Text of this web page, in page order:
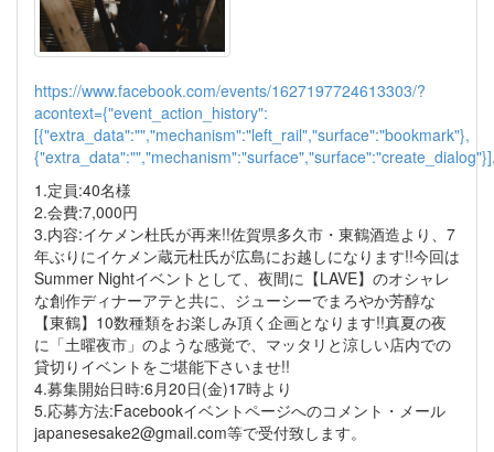
https://www.facebook.com/events/1627197724613303/?
acontext={"event_action_history":
[{"extra_data":"","mechanism":"left_rail","surface":"bookmark"},
1.定員:40名様
2.会費:7,000円
3.内容:イケメン杜氏が再来!!佐賀県多久市・東鶴酒造より、7
年ぶりにイケメン蔵元杜氏が広島にお越しになります!!今回は
Summer Nightイベントとして、夜間に【LAVE】のオシャレ
な創作ディナーアテと共に、ジューシーでまろやか芳醇な
【東鶴】10数種類をお楽しみ頂く企画となります!!真夏の夜
に「土曜夜市」のような感覚で、マッタリと涼しい店内での
貸切りイベントをご堪能下さいませ!!
4.募集開始日時:6月20日(金)17時より
5.応募方法:Facebookイベントページへのコメント・メール
japanesesake2@gmail.com等で受付致します。